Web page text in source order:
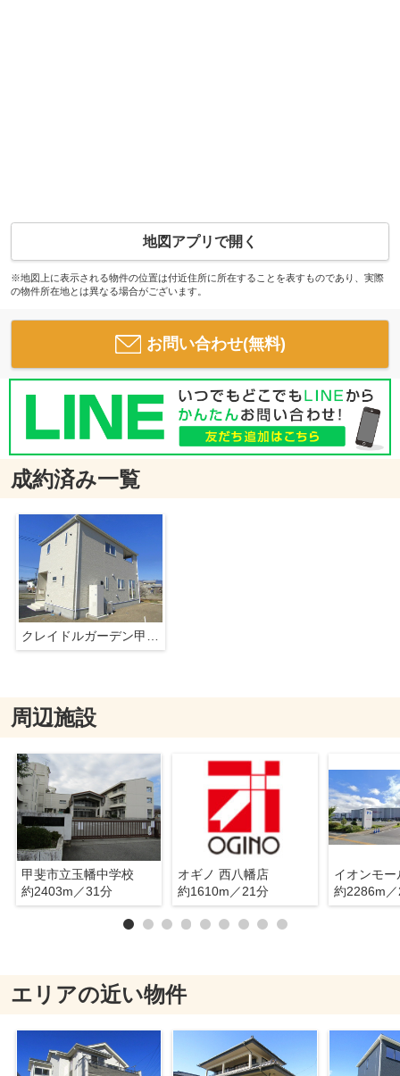
地図アプリで開く
※地図上に表示される物件の位置は付近住所に所在することを表すものであり、実際
の物件所在地とは異なる場合がございます。
お問い合わせ(無料)
成約済み一覧
周辺施設
甲斐市立玉幡中学校
約2403m／31分
オギノ 西八幡店
約1610m／21分
イオンモ
約2286m
エリアの近い物件